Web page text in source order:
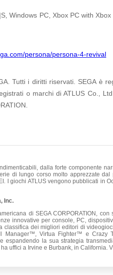
Windows PC, Xbox PC with
persona/persona-4-revival
Tutti i diritti riservati. SEGA è
o marchi di ATLUS Co.,
dalla forte componente
di lungo corso molto apprezzate
I giochi ATLUS vengono pubblicati in
Inc.
di SEGA CORPORATION,
innovative per console, PC,
classifica dei migliori editori di
Virtua Fighter™ e Crazy
espandendo la sua strategia
uffici a Irvine e Burbank, in California.